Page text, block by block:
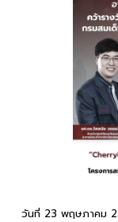
วันที่ 23 พฤษภาคม